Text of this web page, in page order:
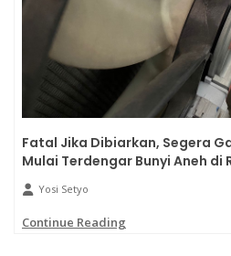
Fatal Jika Dibiarkan, Segera
Mulai Terdengar Bunyi Aneh di
Yosi Setyo
Continue Reading